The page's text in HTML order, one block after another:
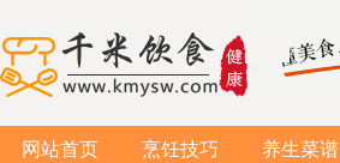
网站首页 烹饪技巧 养生菜谱